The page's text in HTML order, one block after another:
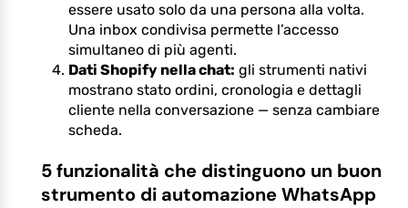
essere usato solo da una persona alla volta.
Una inbox condivisa permette l’accesso
simultaneo di più agenti.
Dati Shopify nella chat: gli strumenti nativi
mostrano stato ordini, cronologia e dettagli
cliente nella conversazione — senza cambiare
scheda.
5 funzionalità che distinguono un buon
strumento di automazione WhatsApp